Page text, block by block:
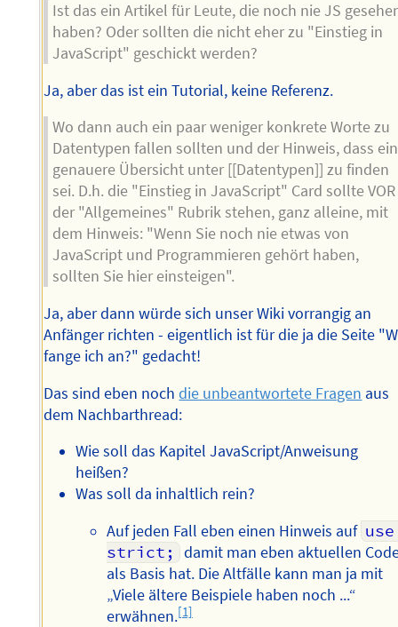
Ist das ein Artikel für Leute, die noch nie JS
haben? Oder sollten die nicht eher zu "Einstieg in
JavaScript" geschickt werden?
Ja, aber das ist ein Tutorial, keine Referenz.
Wo dann auch ein paar weniger konkrete Worte zu
Datentypen fallen sollten und der Hinweis, dass
genauere Übersicht unter [[Datentypen]] zu finden
sei. D.h. die "Einstieg in JavaScript" Card sollte VOR
der "Allgemeines" Rubrik stehen, ganz alleine, mit
dem Hinweis: "Wenn Sie noch nie etwas von
JavaScript und Programmieren gehört haben,
sollten Sie hier einsteigen".
Ja, aber dann würde sich unser Wiki vorrangig an
Anfänger richten - eigentlich ist für die ja die Seite
fange ich an?" gedacht!
Das sind eben nochdie unbeantwortete Fragen aus
dem Nachbarthread:
Wie soll das Kapitel JavaScript/Anweisung
heißen?
Was soll da inhaltlich rein?
Auf jeden Fall eben einen Hinweis auf use
strict;
damit man eben aktuellen
als Basis hat. Die Altfälle kann man ja mit
„Viele ältere Beispiele haben noch ...“
erwähnen.[1]